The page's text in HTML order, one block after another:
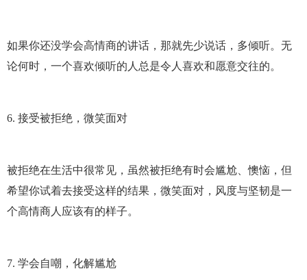
如果你还没学会高情商的讲话，那就先少说话，多倾听。无
论何时，一个喜欢倾听的人总是令人喜欢和愿意交往的。
6. 接受被拒绝，微笑面对
被拒绝在生活中很常见，虽然被拒绝有时会尴尬、懊恼，但
希望你试着去接受这样的结果，微笑面对，风度与坚韧是一
个高情商人应该有的样子。
7. 学会自嘲，化解尴尬